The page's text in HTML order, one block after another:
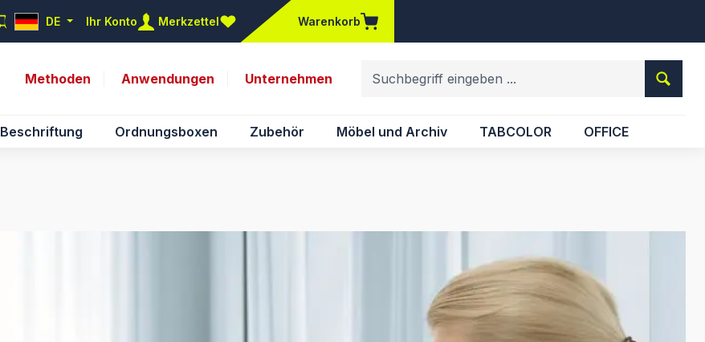
DE Ihr Konto Merkzettel
Du hast 0 Produkte auf dem Merkzettel
Warenkorb
Methoden Anwendungen Unternehmen
Beschriftung Ordnungsboxen Zubehör Möbel und Archiv TABCOLOR OFFICE